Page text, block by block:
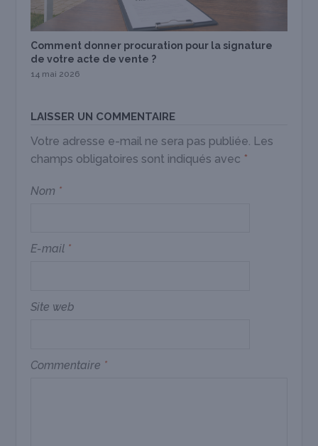
Comment donner procuration pour la signature
de votre acte de vente ?
14 mai 2026
LAISSER UN COMMENTAIRE
Votre adresse e-mail ne sera pas publiée. Les
champs obligatoires sont indiqués avec *
Nom *
E-mail *
Site web
Commentaire *